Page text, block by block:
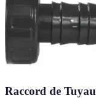
Raccord de